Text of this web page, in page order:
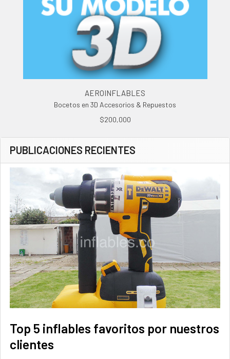
AEROINFLABLES
Bocetos en 3D Accesorios & Repuestos
$200,000
PUBLICACIONES RECIENTES
Top 5 inflables favoritos por nuestros
clientes